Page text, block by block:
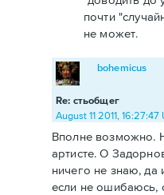
почти
не может.
Re: стьобщег
bohemicus
August 11 2011, 16:27:47
Вполне возможно.
артисте. О
ничего не знаю, да
если не ошибаюсь,